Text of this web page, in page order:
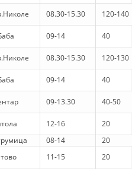
THE RCRM
STRUCTURE
INFO
STRUCTURES
RED CROSS
08.30-15.30 120-140
09-14 40
08.30-15.30 120-130
09-14 40
09-13.30 40-50
12-16
20
08-14
20
11-15
20